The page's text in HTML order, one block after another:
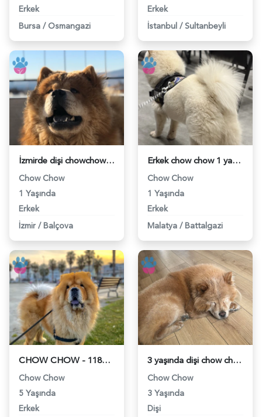
Erkek
Bursa / Osmangazi
Erkek
İstanbul / Sultanbeyli
İzmirde dişi chowchow arıyoruz - 118981297
Chow Chow
1 Yaşında
Erkek
İzmir / Balçova
Erkek chow chow 1 yaşında eş arıyor - 118980255
Chow Chow
1 Yaşında
Erkek
Malatya / Battalgazi
CHOW CHOW - 118980118
Chow Chow
5 Yaşında
Erkek
3 yaşında dişi chow chow köpeğime eş arıyorum - 118979662
Chow Chow
3 Yaşında
Dişi